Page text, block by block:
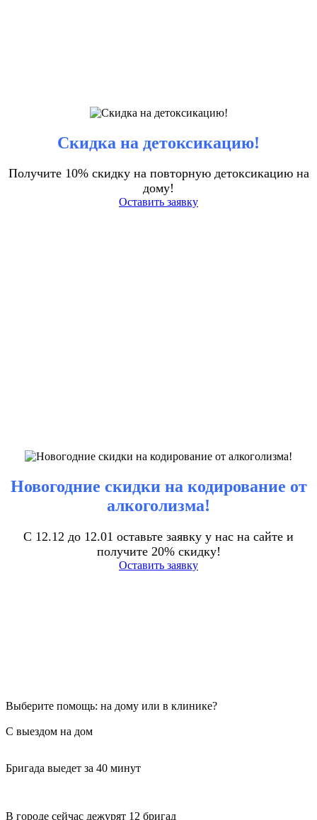
Скидка на детоксикацию!
Получите 10% скидку на повторную детоксикацию на
дому!
Оставить заявку
Новогодние скидки на кодирование от
алкоголизма!
С 12.12 до 12.01 оставьте заявку у нас на сайте и
получите 20% скидку!
Оставить заявку
Выберите помощь: на дому или в клинике?
С выездом на дом
Бригада выедет за 40 минут
В городе сейчас дежурят 12 бригад